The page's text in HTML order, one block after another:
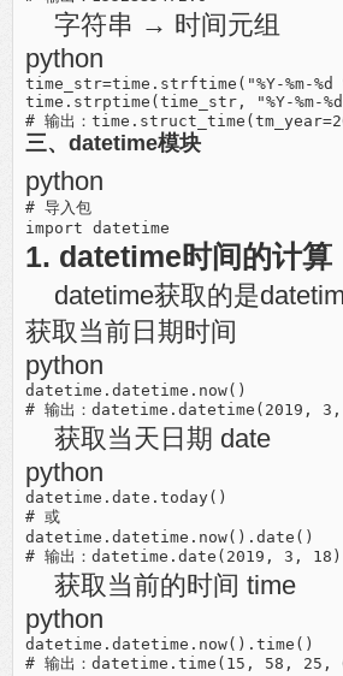
字符串 → 时间元组
python
time_str=time.strftime("%Y-%m-
time.strptime(time_str, "%Y-%m-%d
三、datetime模块
python
# 导入包
1. datetime时间的计算
datetime获取的是
获取当前日期时间
python
datetime.datetime.now()
获取当天日期 date
python
datetime.date.today()
# 或
datetime.datetime.now().date()
获取当前的时间 time
python
datetime.datetime.now().time()